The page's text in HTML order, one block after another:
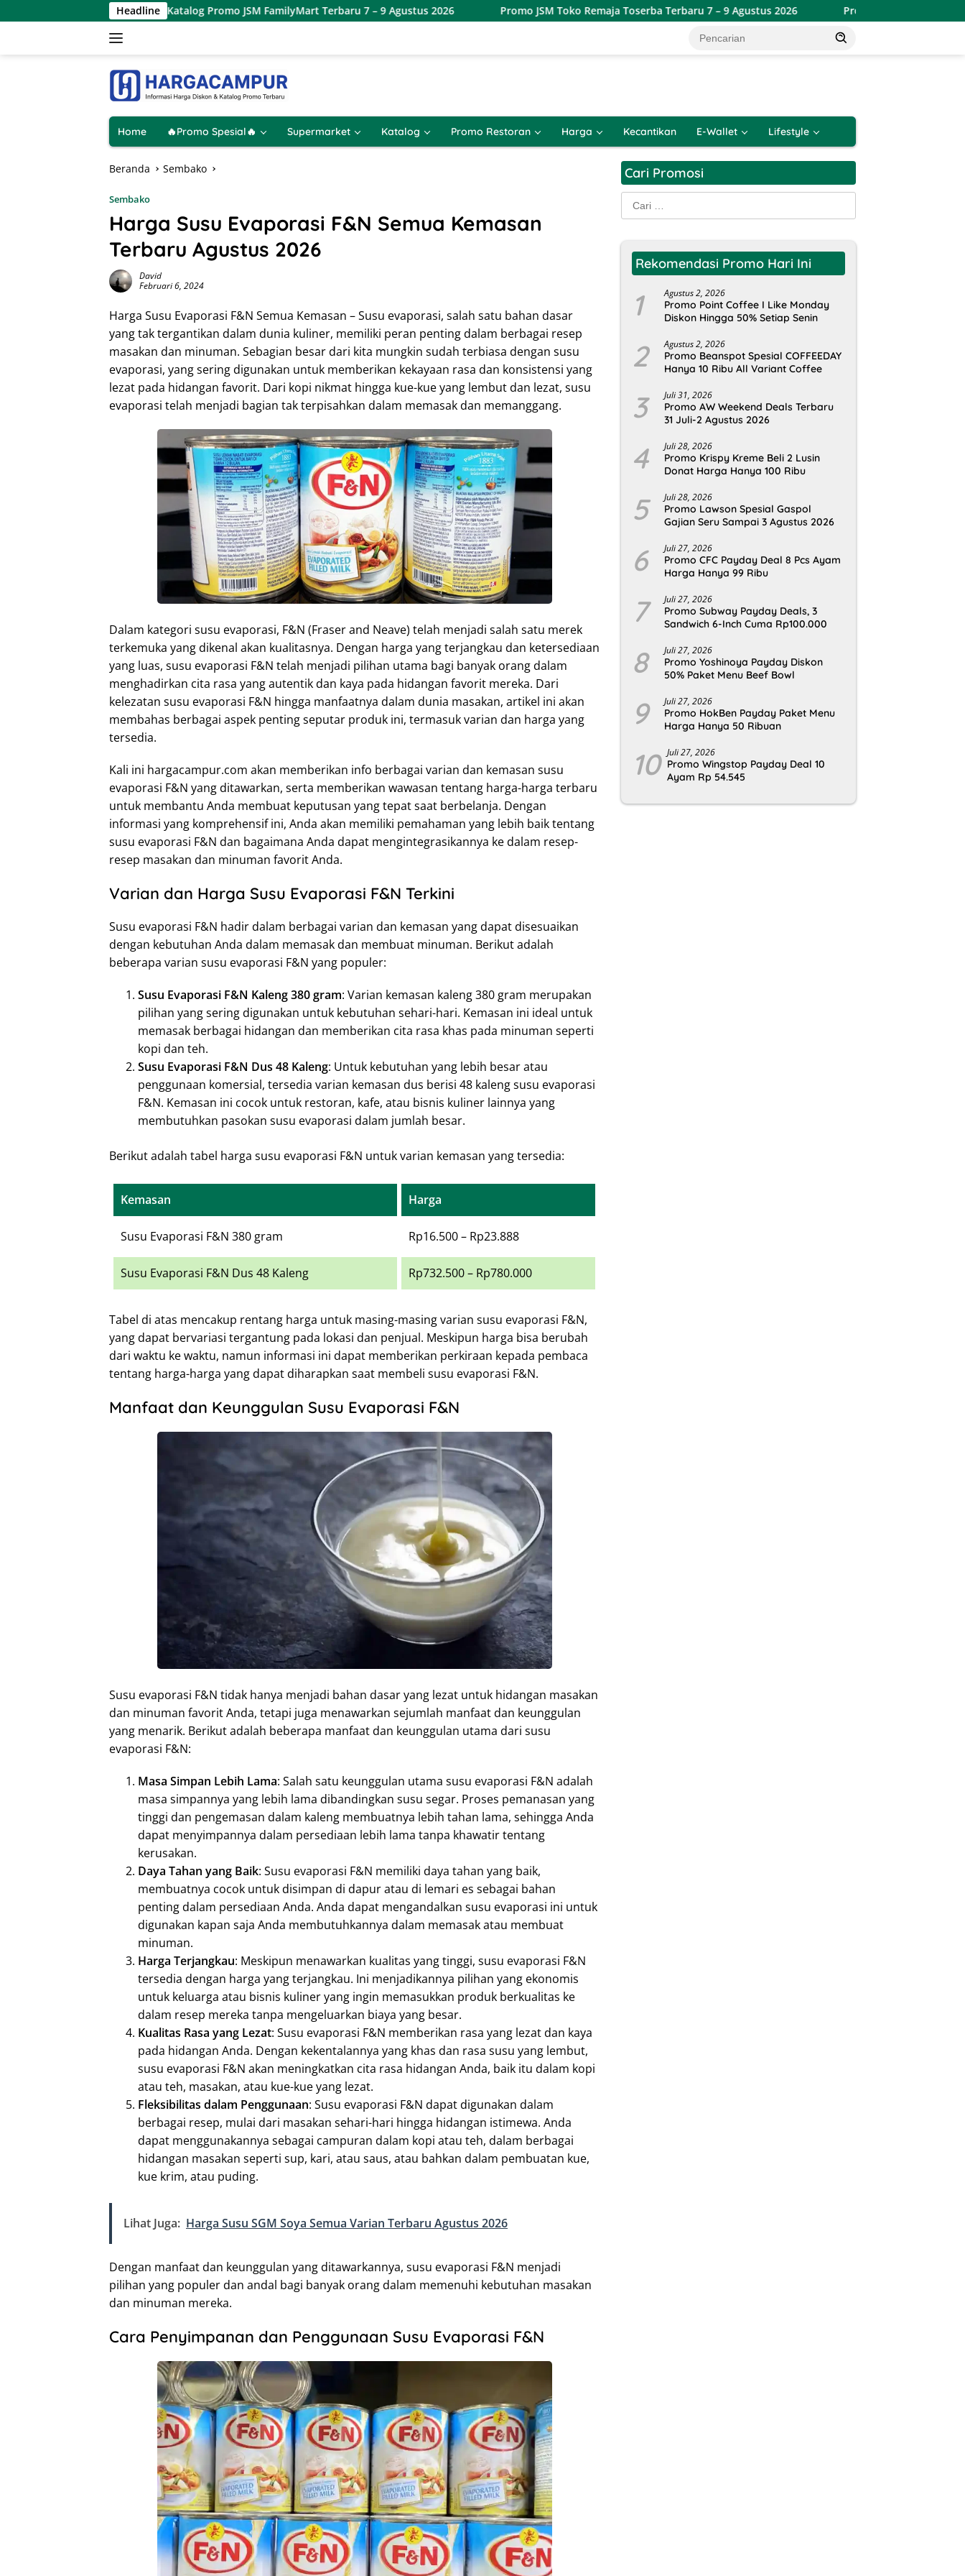
ke
Headline
Katalog Promo JSM FamilyMart Terbaru 7 – 9 Agustus 2026 Promo JSM Toko Remaja Toserba Terbaru 7 – 9 Agustus 2026 Promo Lotte Grosir Weekend Terbaru 6
Home 🔥Promo Spesial🔥 Supermarket Katalog Promo Restoran Harga Kecantikan E-Wallet Lifestyle
Beranda Sembako
Sembako
Harga Susu Evaporasi F&N Semua Kemasan
Terbaru Agustus 2026
David
Februari 6, 2024
Harga Susu Evaporasi F&N Semua Kemasan – Susu evaporasi, salah satu bahan dasar
yang tak tergantikan dalam dunia kuliner, memiliki peran penting dalam berbagai resep
masakan dan minuman. Sebagian besar dari kita mungkin sudah terbiasa dengan susu
evaporasi, yang sering digunakan untuk memberikan kekayaan rasa dan konsistensi yang
lezat pada hidangan favorit. Dari kopi nikmat hingga kue-kue yang lembut dan lezat, susu
evaporasi telah menjadi bagian tak terpisahkan dalam memasak dan memanggang.
Dalam kategori susu evaporasi, F&N (Fraser and Neave) telah menjadi salah satu merek
terkemuka yang dikenal akan kualitasnya. Dengan harga yang terjangkau dan ketersediaan
yang luas, susu evaporasi F&N telah menjadi pilihan utama bagi banyak orang dalam
menghadirkan cita rasa yang autentik dan kaya pada hidangan favorit mereka. Dari
kelezatan susu evaporasi F&N hingga manfaatnya dalam dunia masakan, artikel ini akan
membahas berbagai aspek penting seputar produk ini, termasuk varian dan harga yang
tersedia.
Kali ini hargacampur.com akan memberikan info berbagai varian dan kemasan susu
evaporasi F&N yang ditawarkan, serta memberikan wawasan tentang harga-harga terbaru
untuk membantu Anda membuat keputusan yang tepat saat berbelanja. Dengan
informasi yang komprehensif ini, Anda akan memiliki pemahaman yang lebih baik tentang
susu evaporasi F&N dan bagaimana Anda dapat mengintegrasikannya ke dalam resep-
resep masakan dan minuman favorit Anda.
Varian dan Harga Susu Evaporasi F&N Terkini
Susu evaporasi F&N hadir dalam berbagai varian dan kemasan yang dapat disesuaikan
dengan kebutuhan Anda dalam memasak dan membuat minuman. Berikut adalah
beberapa varian susu evaporasi F&N yang populer:
Susu Evaporasi F&N Kaleng 380 gram: Varian kemasan kaleng 380 gram merupakan
pilihan yang sering digunakan untuk kebutuhan sehari-hari. Kemasan ini ideal untuk
memasak berbagai hidangan dan memberikan cita rasa khas pada minuman seperti
kopi dan teh.
Susu Evaporasi F&N Dus 48 Kaleng: Untuk kebutuhan yang lebih besar atau
penggunaan komersial, tersedia varian kemasan dus berisi 48 kaleng susu evaporasi
F&N. Kemasan ini cocok untuk restoran, kafe, atau bisnis kuliner lainnya yang
membutuhkan pasokan susu evaporasi dalam jumlah besar.
Berikut adalah tabel harga susu evaporasi F&N untuk varian kemasan yang tersedia:
Kemasan Harga
Susu Evaporasi F&N 380 gram Rp16.500 – Rp23.888
Susu Evaporasi F&N Dus 48 Kaleng Rp732.500 – Rp780.000
Tabel di atas mencakup rentang harga untuk masing-masing varian susu evaporasi F&N,
yang dapat bervariasi tergantung pada lokasi dan penjual. Meskipun harga bisa berubah
dari waktu ke waktu, namun informasi ini dapat memberikan perkiraan kepada pembaca
tentang harga-harga yang dapat diharapkan saat membeli susu evaporasi F&N.
Manfaat dan Keunggulan Susu Evaporasi F&N
Susu evaporasi F&N tidak hanya menjadi bahan dasar yang lezat untuk hidangan masakan
dan minuman favorit Anda, tetapi juga menawarkan sejumlah manfaat dan keunggulan
yang menarik. Berikut adalah beberapa manfaat dan keunggulan utama dari susu
evaporasi F&N:
Masa Simpan Lebih Lama: Salah satu keunggulan utama susu evaporasi F&N adalah
masa simpannya yang lebih lama dibandingkan susu segar. Proses pemanasan yang
tinggi dan pengemasan dalam kaleng membuatnya lebih tahan lama, sehingga Anda
dapat menyimpannya dalam persediaan lebih lama tanpa khawatir tentang
kerusakan.
Daya Tahan yang Baik: Susu evaporasi F&N memiliki daya tahan yang baik,
membuatnya cocok untuk disimpan di dapur atau di lemari es sebagai bahan
penting dalam persediaan Anda. Anda dapat mengandalkan susu evaporasi ini untuk
digunakan kapan saja Anda membutuhkannya dalam memasak atau membuat
minuman.
Harga Terjangkau: Meskipun menawarkan kualitas yang tinggi, susu evaporasi F&N
tersedia dengan harga yang terjangkau. Ini menjadikannya pilihan yang ekonomis
untuk keluarga atau bisnis kuliner yang ingin memasukkan produk berkualitas ke
dalam resep mereka tanpa mengeluarkan biaya yang besar.
Kualitas Rasa yang Lezat: Susu evaporasi F&N memberikan rasa yang lezat dan kaya
pada hidangan Anda. Dengan kekentalannya yang khas dan rasa susu yang lembut,
susu evaporasi F&N akan meningkatkan cita rasa hidangan Anda, baik itu dalam kopi
atau teh, masakan, atau kue-kue yang lezat.
Fleksibilitas dalam Penggunaan: Susu evaporasi F&N dapat digunakan dalam
berbagai resep, mulai dari masakan sehari-hari hingga hidangan istimewa. Anda
dapat menggunakannya sebagai campuran dalam kopi atau teh, dalam berbagai
hidangan masakan seperti sup, kari, atau saus, atau bahkan dalam pembuatan kue,
kue krim, atau puding.
Lihat Juga: Harga Susu SGM Soya Semua Varian Terbaru Agustus 2026
Dengan manfaat dan keunggulan yang ditawarkannya, susu evaporasi F&N menjadi
pilihan yang populer dan andal bagi banyak orang dalam memenuhi kebutuhan masakan
dan minuman mereka.
Cara Penyimpanan dan Penggunaan Susu Evaporasi F&N
Cari Promosi
Cari
untuk:
Rekomendasi Promo Hari Ini
1 Agustus 2, 2026
Promo Point Coffee I Like Monday
Diskon Hingga 50% Setiap Senin
2 Agustus 2, 2026
Promo Beanspot Spesial COFFEEDAY
Hanya 10 Ribu All Variant Coffee
3 Juli 31, 2026
Promo AW Weekend Deals Terbaru
31 Juli-2 Agustus 2026
4 Juli 28, 2026
Promo Krispy Kreme Beli 2 Lusin
Donat Harga Hanya 100 Ribu
5 Juli 28, 2026
Promo Lawson Spesial Gaspol
Gajian Seru Sampai 3 Agustus 2026
6 Juli 27, 2026
Promo CFC Payday Deal 8 Pcs Ayam
Harga Hanya 99 Ribu
7 Juli 27, 2026
Promo Subway Payday Deals, 3
Sandwich 6-Inch Cuma Rp100.000
8 Juli 27, 2026
Promo Yoshinoya Payday Diskon
50% Paket Menu Beef Bowl
9 Juli 27, 2026
Promo HokBen Payday Paket Menu
Harga Hanya 50 Ribuan
10 Juli 27, 2026
Promo Wingstop Payday Deal 10
Ayam Rp 54.545